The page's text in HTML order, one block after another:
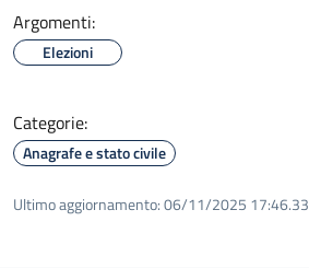
Argomenti:
Elezioni
Categorie:
Anagrafe e stato civile
Ultimo aggiornamento:06/11/2025 17:46.33